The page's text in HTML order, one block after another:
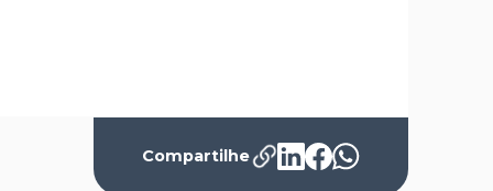
Compartilhe